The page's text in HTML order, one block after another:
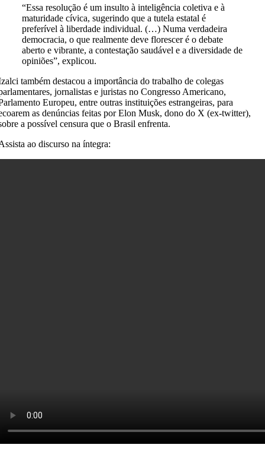
“Essa resolução é um insulto à inteligência coletiva e à
maturidade cívica, sugerindo que a tutela estatal é
preferível à liberdade individual. (…) Numa verdadeira
democracia, o que realmente deve florescer é o debate
aberto e vibrante, a contestação saudável e a diversidade de
opiniões”, explicou.
também destacou a importância do trabalho de colegas
jornalistas e juristas no Congresso Americano,
Europeu, entre outras instituições estrangeiras, para
as denúncias feitas por Elon Musk, dono do X (ex-twitter),
a possível censura que o Brasil enfrenta.
ao discurso na íntegra: